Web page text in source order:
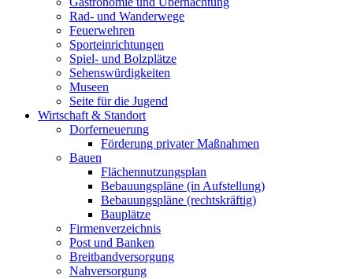
Rad- und Wanderwege
Feuerwehren
Sporteinrichtungen
Spiel- und Bolzplätze
Sehenswürdigkeiten
Museen
Seite für die Jugend
Wirtschaft & Standort
Dorferneuerung
Förderung privater Maßnahmen
Bauen
Flächennutzungsplan
Bebauungspläne (in Aufstellung)
Bebauungspläne (rechtskräftig)
Bauplätze
Firmenverzeichnis
Post und Banken
Breitbandversorgung
Nahversorgung